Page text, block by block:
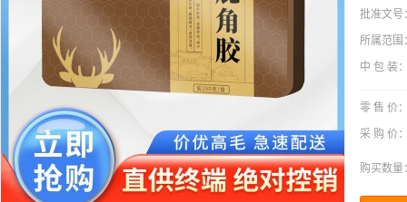
批准文号
所属范围
中 包 装
零 售 价
采 购 价
购买数量